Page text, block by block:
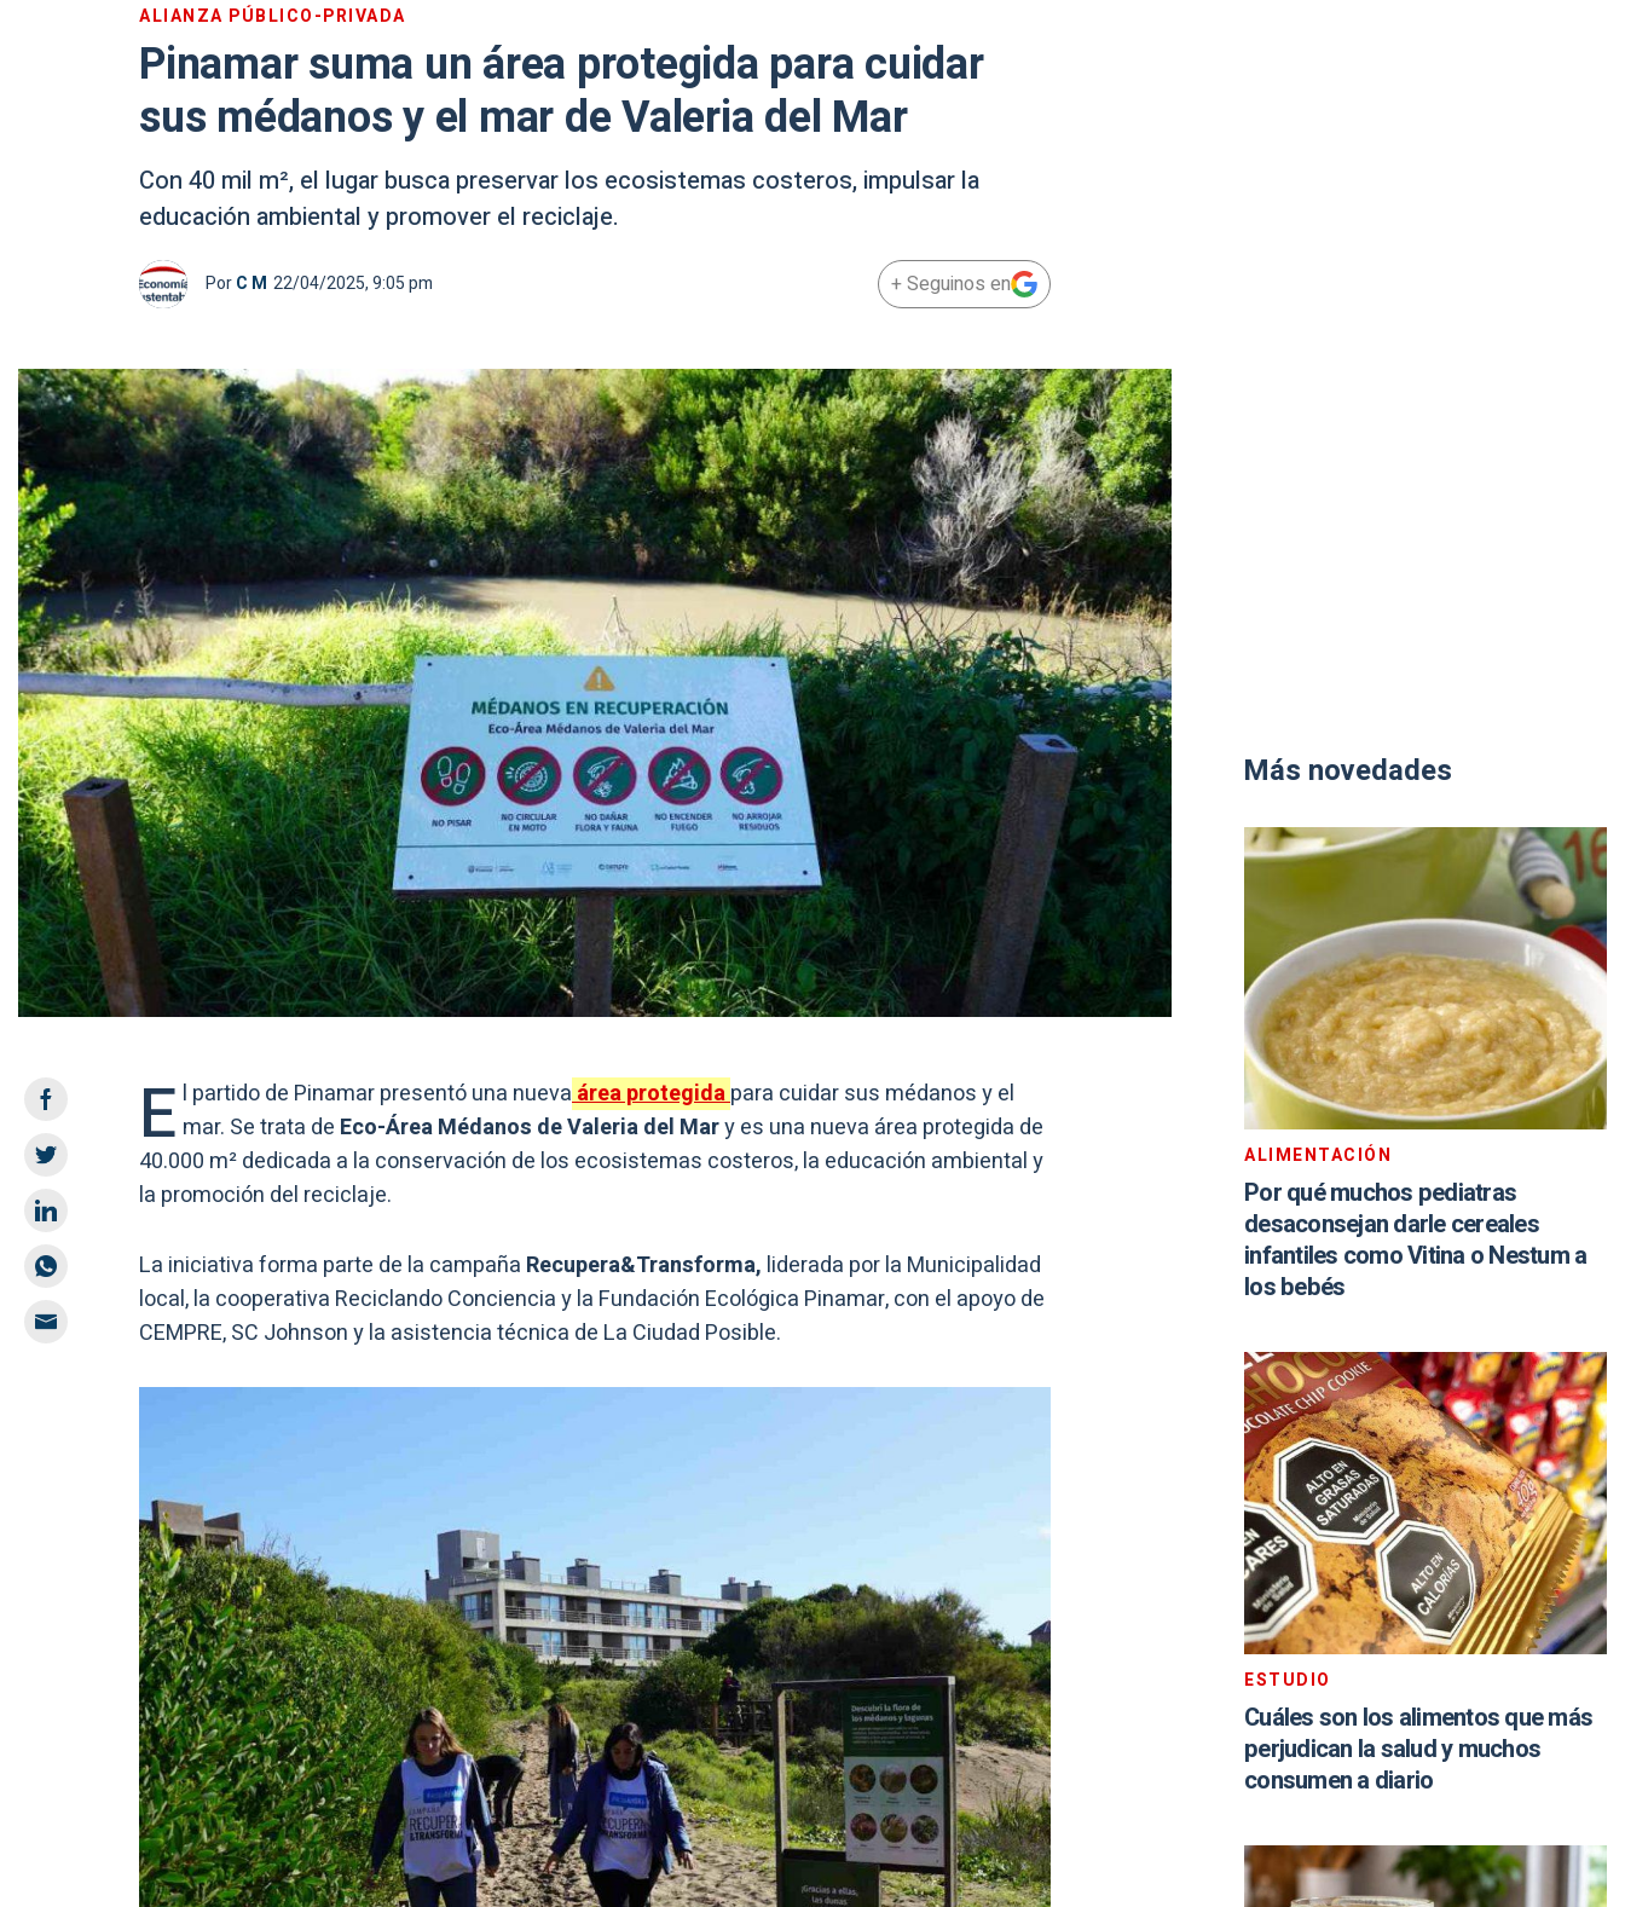
ALIANZA PÚBLICO-PRIVADA
Pinamar suma un área protegida para cuidar
sus médanos y el mar de Valeria del Mar
Con 40 mil m², el lugar busca preservar los ecosistemas costeros, impulsar la
educación ambiental y promover el reciclaje.
PorC M 22/04/2025, 9:05 pm + Seguinos en
E l partido de Pinamar presentó una nuevaárea protegidapara cuidar sus médanos y el
mar. Se trata de Eco-Área Médanos de Valeria del Mary es una nueva área protegida de
40.000 m² dedicada a la conservación de los ecosistemas costeros, la educación ambiental y
la promoción del reciclaje.
La iniciativa forma parte de la campaña Recupera&Transforma, liderada por la Municipalidad
local, la cooperativa Reciclando Conciencia y la Fundación Ecológica Pinamar, con el apoyo de
CEMPRE, SC Johnson y la asistencia técnica de La Ciudad Posible.
Más novedades
ALIMENTACIÓN
Por qué muchos pediatras
desaconsejan darle cereales
infantiles como Vitina o Nestum a
los bebés
ESTUDIO
Cuáles son los alimentos que más
perjudican la salud y muchos
consumen a diario